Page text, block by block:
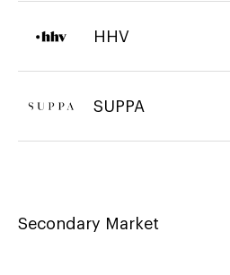
HHV
SUPPA
Secondary Market